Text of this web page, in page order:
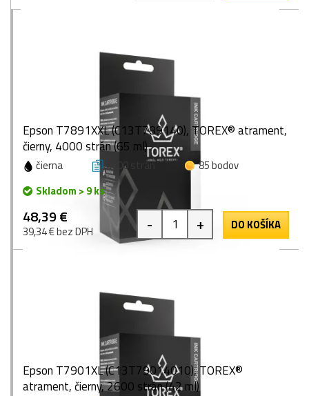
Epson T7891XXL (C13T789140), TOREX® atrament,
čierny, 4000 strán (65 ml)
čierna 4000 strán
85 bodov
Skladom > 9 ks
48,39 €
39,34 € bez DPH - + DO KOŠÍKA
Epson T7901XL (C13T79014010), TOREX®
atrament, čierny, 2600 strán (42 ml)